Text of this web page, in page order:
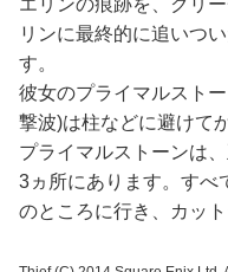
エリンの痕跡を、クリ
リンに最終的に追いつ
す。
彼女のプライマルスト
撃波)は柱などに避けて
プライマルストーンは
3ヵ所にあります。すべ
のところに行き、カット